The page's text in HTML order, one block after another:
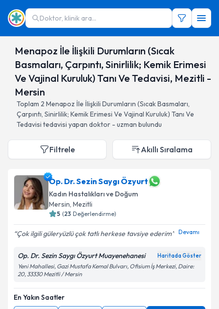
Doktor, klinik ara...
Menapoz İle İlişkili Durumların (Sıcak
Basmaları, Çarpıntı, Sinirlilik; Kemik Erimesi
Ve Vajinal Kuruluk) Tanı Ve Tedavisi, Mezitli -
Mersin
Toplam 2 Menapoz İle İlişkili Durumların (Sıcak Basmaları,
Çarpıntı, Sinirlilik; Kemik Erimesi Ve Vajinal Kuruluk) Tanı Ve
Tedavisi tedavisi yapan doktor - uzman bulundu
Filtrele Akıllı Sıralama
Op. Dr. Sezin Saygı Özyurt
Kadın Hastalıkları ve Doğum
Mersin, Mezitli
5 (23 Değerlendirme)
Çok ilgili güleryüzlü çok tatlı herkese tavsiye ederim Devamı
Op. Dr. Sezin Saygı Özyurt Muayenehanesi Haritada Göster
Yeni Mahallesi, Gazi Mustafa Kemal Bulvarı, Ofisium İş Merkezi, Daire:
20, 33330 Mezitli / Mersin
En Yakın Saatler